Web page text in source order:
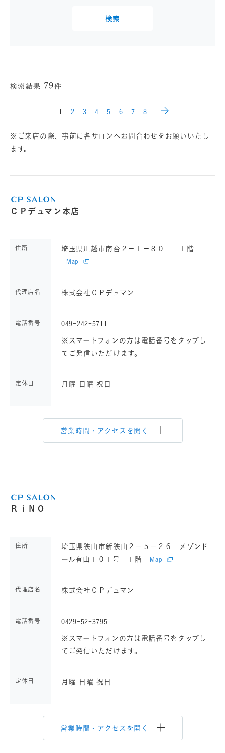
検索
検索結果 79件
2 3 4 5 6 7 8
※ご来店の際、事前に各サロンへお問合わせをお願いいたし
ます。
ＣＰデュマン本店
住所 埼玉県川越市南台２－１－８０ １階
Map
代理店名 株式会社ＣＰデュマン
電話番号 049-242-5711
※スマートフォンの方は電話番号をタップし
てご発信いただけます。
定休日 月曜 日曜 祝日
営業時間・アクセスを開く
ＲｉＮＯ
住所
埼玉県狭山市新狭山２－５－２６ メゾンド
ール有山１０１号 １階
Map
代理店名 株式会社ＣＰデュマン
電話番号 0429-52-3795
※スマートフォンの方は電話番号をタップし
てご発信いただけます。
定休日 月曜 日曜 祝日
営業時間・アクセスを開く